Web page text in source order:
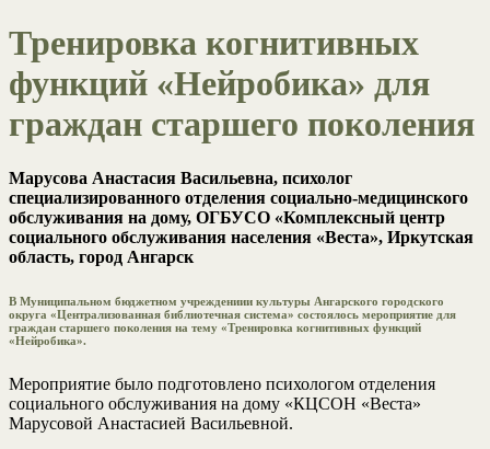
Тренировка когнитивных
функций «Нейробика» для
граждан старшего поколения
Марусова Анастасия Васильевна, психолог
специализированного отделения социально-медицинского
обслуживания на дому, ОГБУСО «Комплексный центр
социального обслуживания населения «Веста», Иркутская
область, город Ангарск
В Муниципальном бюджетном учреждениии культуры Ангарского городского
округа «Централизованная библиотечная система» состоялось мероприятие для
граждан старшего поколения на тему «Тренировка когнитивных функций
«Нейробика».
Мероприятие было подготовлено психологом отделения
социального обслуживания на дому «КЦСОН «Веста»
Марусовой Анастасией Васильевной.